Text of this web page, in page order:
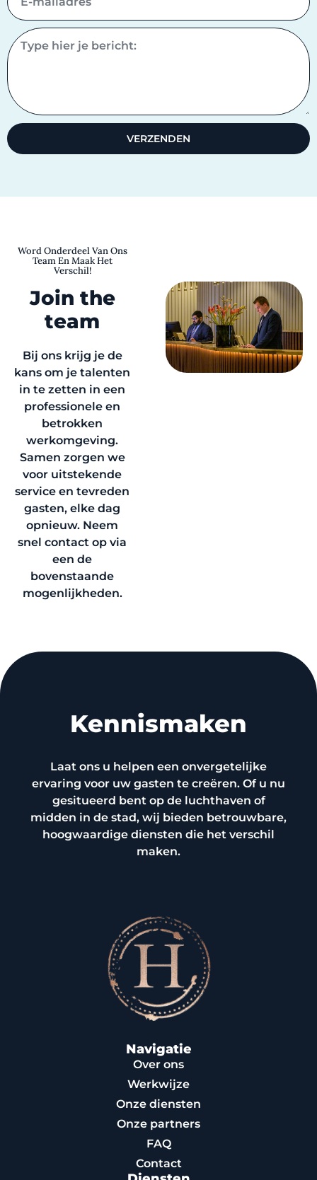
VERZENDEN
Word Onderdeel Van Ons
Team En Maak Het
Verschil!
Join the
team
Bij ons krijg je de
kans om je talenten
in te zetten in een
professionele en
betrokken
werkomgeving.
Samen zorgen we
voor uitstekende
service en tevreden
gasten, elke dag
opnieuw. Neem
snel contact op via
een de
bovenstaande
mogenlijkheden.
MORE INFO ABOUT OTOWASHCAR
Kennismaken
Laat ons u helpen een onvergetelijke
ervaring voor uw gasten te creëren. Of u nu
gesitueerd bent op de luchthaven of
midden in de stad, wij bieden betrouwbare,
hoogwaardige diensten die het verschil
maken.
Navigatie
Over ons
Werkwijze
Onze diensten
Onze partners
FAQ
Contact